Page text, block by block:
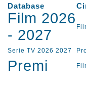
Database
Film 2026
- 2027
Serie TV 2026 2027
Premi